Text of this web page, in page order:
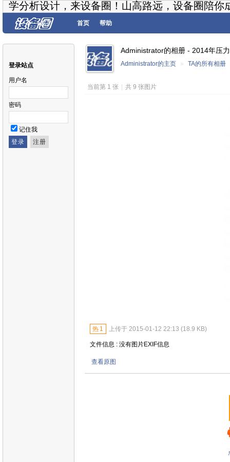
学分析设计，来设备圈！山高路远，设备圈陪你
首页 帮助
登录站点
用户名
密码
记住我
Administrator的相册 - 2014年压
Administrator的主页 » TA的所有相册
当前第 1 张 共 9 张图片
热 1 上传于 2015-01-12 22:13 (18.9 KB)
文件信息 : 没有图片EXIF信息
查看原图